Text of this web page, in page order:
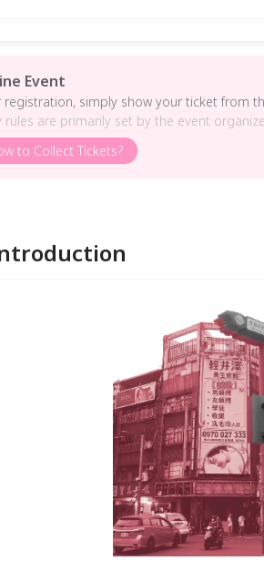
Event
registration, simply show your ticket from
rules are primarily set by the event
to Collect Tickets?